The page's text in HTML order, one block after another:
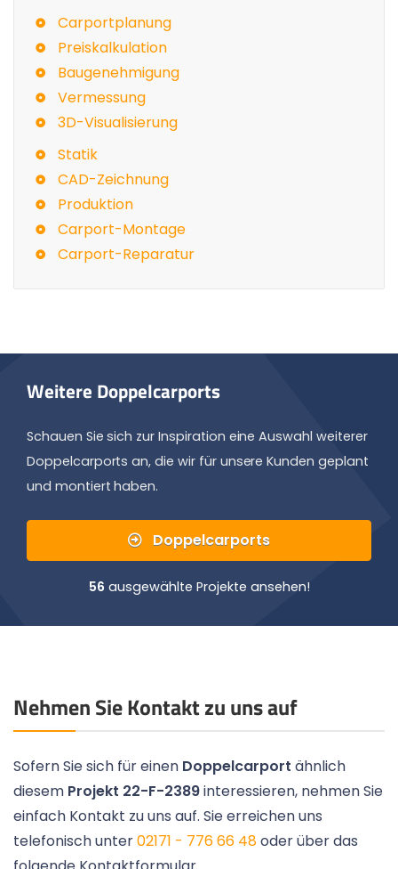
Carportplanung
Preiskalkulation
Baugenehmigung
Vermessung
3D-Visualisierung
Statik
CAD-Zeichnung
Produktion
Carport-Montage
Carport-Reparatur
Weitere Doppelcarports
Schauen Sie sich zur Inspiration eine Auswahl weiterer
Doppelcarports an, die wir für unsere Kunden geplant
und montiert haben.
Doppelcarports
56 ausgewählte Projekte ansehen!
Nehmen Sie Kontakt zu uns auf
Sofern Sie sich für einen Doppelcarport ähnlich
diesem Projekt 22-F-2389interessieren, nehmen Sie
einfach Kontakt zu uns auf. Sie erreichen uns
telefonisch unter02171 - 776 66 48oder über das